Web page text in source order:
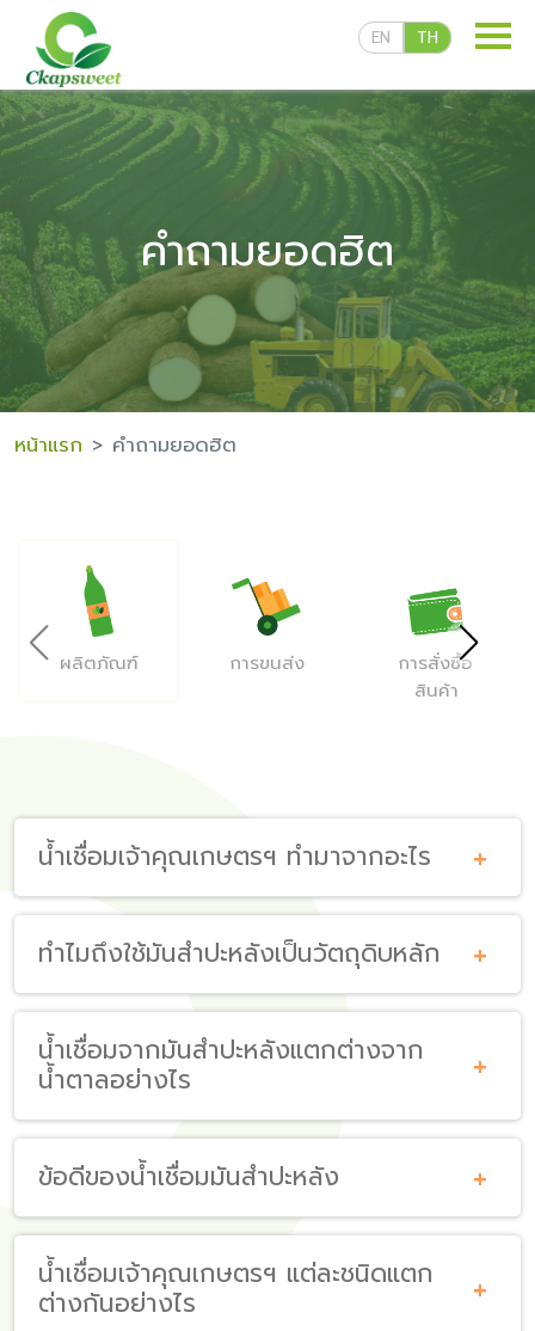
EN TH
ผลิตภัณฑ์ของเรา
สูตรลับความอร่อย
สื่อเผยแพร่
เกี่ยวกับเรา
ติดต่อเรา
คำถามยอดฮิต
หน้าแรก คำถามยอดฮิต
ผลิตภัณฑ์ การขนส่ง
การสั่งซื้อ
สินค้า
น้ำเชื่อมเจ้าคุณเกษตรฯ ทำมาจากอะไร
ทำไมถึงใช้มันสำปะหลังเป็นวัตถุดิบหลัก
น้ำเชื่อมจากมันสำปะหลังแตกต่างจาก
น้ำตาลอย่างไร
ข้อดีของน้ำเชื่อมมันสำปะหลัง
น้ำเชื่อมเจ้าคุณเกษตรฯ แต่ละชนิดแตก
ต่างกันอย่างไร